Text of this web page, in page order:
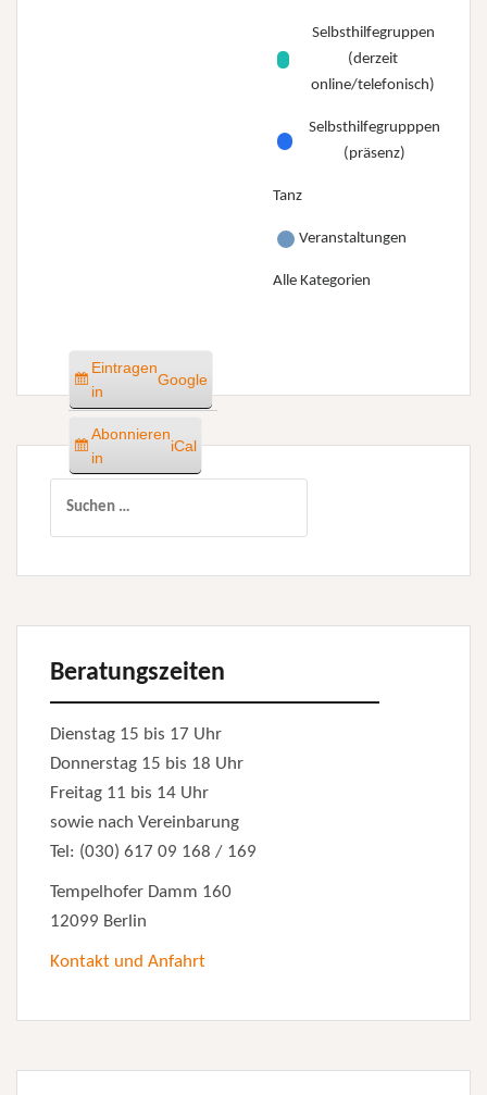
Selbsthilfegruppen
(derzeit
online/telefonisch)
Selbsthilfegrupppen
(präsenz)
Tanz
Veranstaltungen
Alle Kategorien
Eintragen
in
Google
Abonnieren
in
iCal
Beratungszeiten
Dienstag 15 bis 17 Uhr
Donnerstag 15 bis 18 Uhr
Freitag 11 bis 14 Uhr
sowie nach Vereinbarung
Tel: (030) 617 09 168 / 169
Tempelhofer Damm 160
12099 Berlin
Kontakt und Anfahrt